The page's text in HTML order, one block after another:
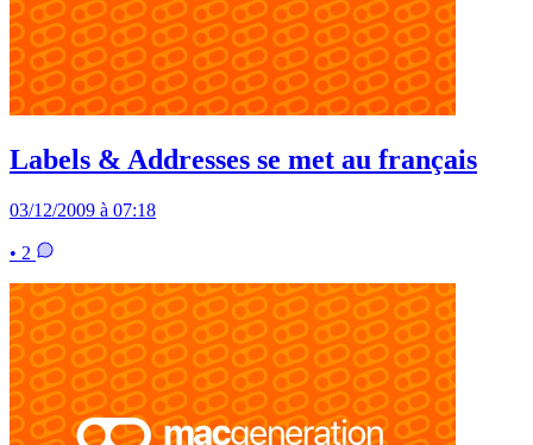
Labels & Addresses se met au français
03/12/2009 à 07:18
• 2